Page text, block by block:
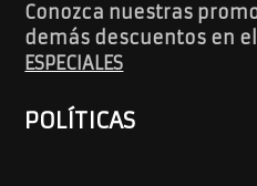
Conozca nuestras
demás descuentos en
ESPECIALES
POLÍTICAS